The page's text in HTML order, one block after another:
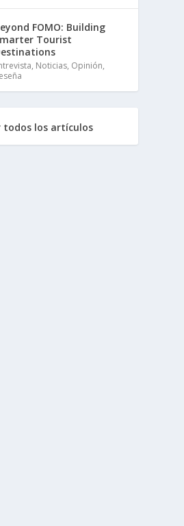
FOMO: Building
Tourist
, Noticias, Opinión,
todos los artículos